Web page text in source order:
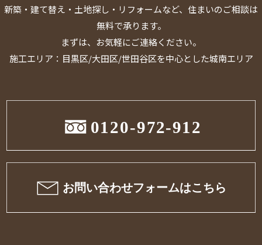
新築・建て替え・土地探し・リフォームなど、住まいのご相談は
無料で承ります。
まずは、お気軽にご連絡ください。
施工エリア：目黒区/大田区/世田谷区を中心とした城南エリア